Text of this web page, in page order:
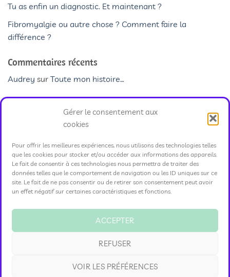
Gérer le consentement aux
cookies
Pour offrir les meilleures expériences, nous utilisons des technologies telles
que les cookies pour stocker et/ou accéder aux informations des appareils.
Le fait de consentir à ces technologies nous permettra de traiter des
données telles que le comportement de navigation ou les ID uniques sur ce
site. Le fait de ne pas consentir ou de retirer son consentement peut avoir
un effet négatif sur certaines caractéristiques et fonctions.
ACCEPTER
REFUSER
VOIR LES PRÉFÉRENCES
Tu as enfin un diagnostic. Et maintenant ?
Fibromyalgie ou autre chose ? Comment faire la
différence ?
Commentaires récents
Audrey sur Toute mon histoire…
AudreysurPartage tes contacts de professionnels de
santé qui t’aident pour le soulagement des douleurs
Audreysur Une pratique de qigong pour les yeux
AudreysurPratique semaine 1
Audrey surLa résonance (ganying)
On